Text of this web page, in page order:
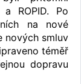
a ROPID. Po
na nové
nových smluv
téměř
dopravu